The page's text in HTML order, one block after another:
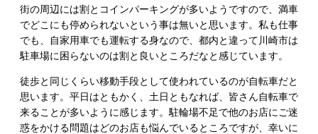
街の周辺には割とコインパーキングが多いようですので、満車
でどこにも停められないという事は無いと思います。私も仕事
でも、自家用車でも運転する身なので、都内と違って川崎市は
駐車場に困らないのは割と良いところだなと感じています。
徒歩と同じくらい移動手段として使われているのが自転車だと
思います。平日はともかく、土日ともなれば、皆さん自転車で
来ることが多いように感じます。駐輪場不足で他のお店にご迷
惑をかける問題はどのお店も悩んでいるところですが、幸いに